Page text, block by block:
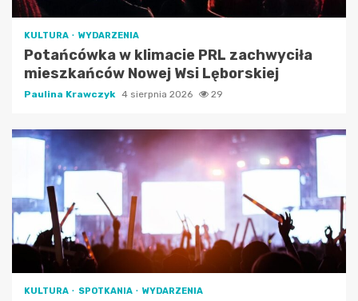
KULTURA WYDARZENIA
Potańcówka w klimacie PRL zachwyciła
mieszkańców Nowej Wsi Lęborskiej
Paulina Krawczyk 4 sierpnia 2026 29
KULTURA SPOTKANIA WYDARZENIA